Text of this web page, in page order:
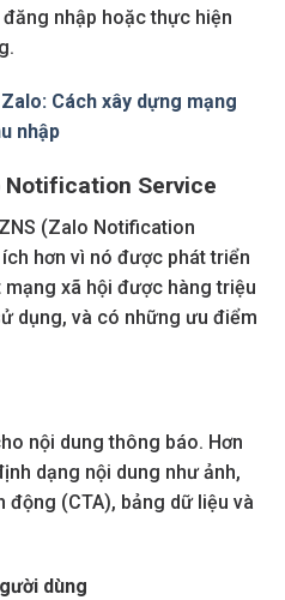
nhập hoặc thực hiện
Cách xây dựng mạng
nhập
Notification Service
(Zalo Notification
hơn vì nó được phát triển
xã hội được hàng triệu
dụng, và có những ưu điểm
nội dung thông báo. Hơn
dạng nội dung như ảnh,
động (CTA), bảng dữ liệu và
dùng